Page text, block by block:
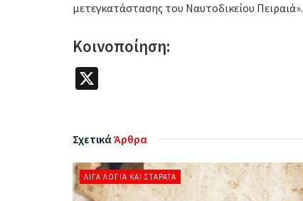
μετεγκατάστασης του Ναυτοδικείου Πειραιά».
Κοινοποίηση:
ΣχετικάΆρθρα
ΛΊΓΑ ΛΌΓΙΑ ΚΑΙ ΣΤΑΡΆΤΑ